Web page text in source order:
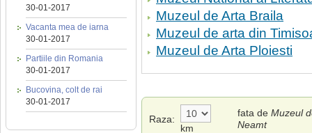
30-01-2017
Vacanta mea de iarna
30-01-2017
Partiile din Romania
30-01-2017
Bucovina, colt de rai
30-01-2017
Muzeul de Arta Braila
Muzeul de arta din
Muzeul de Arta Ploiesti
Raza:
km
fata de Muzeul
Neamt